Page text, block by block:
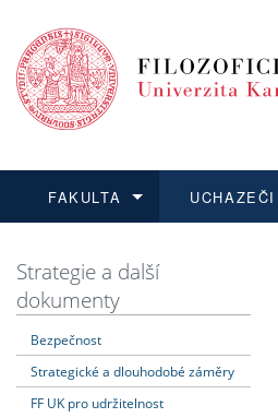
FAKULTA
Dozvědět se více
UCHAZEČI
Podat přihlášku
Dozvědět se více
Dozvědět se více
Dozvědět se více
Strategie a další
dokumenty
Bezpečnost
Strategické a dlouhodobé záměry
FF UK pro udržitelnost